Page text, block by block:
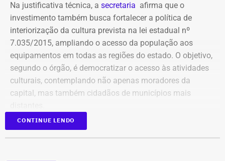
Na justificativa técnica, a secretaria afirma que o
investimento também busca fortalecer a política de
interiorização da cultura prevista na lei estadual nº
7.035/2015, ampliando o acesso da população aos
equipamentos em todas as regiões do estado. O objetivo,
segundo o órgão, é democratizar o acesso às atividades
culturais, contemplando não apenas moradores da
capital, mas também cidadãos de municípios mais
Publicado no Diário Oficial do Estado, o contrato nº
CONTINUE LENDO